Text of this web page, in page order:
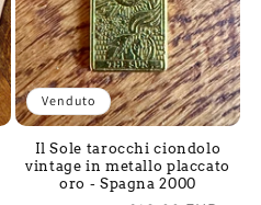
Venduto
Il Sole tarocchi ciondolo
vintage in metallo placcato
oro - Spagna 2000